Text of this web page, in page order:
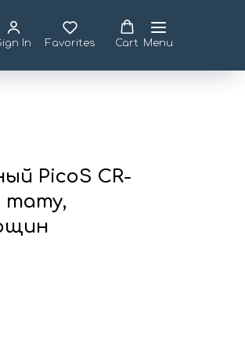
In Favorites Cart Menu
PicoS CR-
тату,